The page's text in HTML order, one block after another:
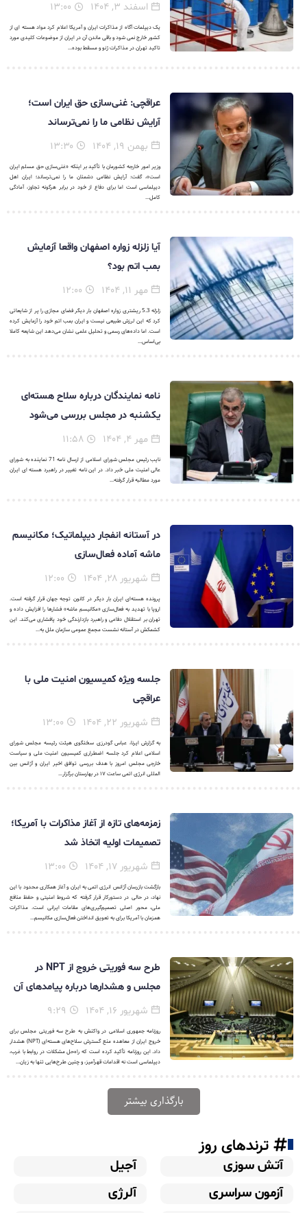
اسفند ۳, ۱۴۰۴
یک دیپلمات آگاه از مذاکرات ایران و آمریکا اعلام کرد مواد هسته ای از
کشور خارج نمی شود و باقی ماندن آن در ایران از موضوعات کلیدی مورد
تاکید تهران در مذاکرات ژنو و مسقط بوده...
عراقچی: غنی‌سازی حق ایران است؛
آرایش نظامی ما را نمی‌ترساند
بهمن ۱۹, ۱۴۰۴
وزیر امور خارجه کشورمان با تأکید بر اینکه «غنی‌سازی حق مسلم ایران
است»، گفت: آرایش نظامی دشمنان ما را نمی‌ترساند؛ ایران اهل
دیپلماسی است اما برای دفاع از خود در برابر هرگونه تجاوز، آمادگی
کامل...
آیا زلزله زواره اصفهان واقعا آزمایش
بمب اتم بود؟
مهر ۱۱, ۱۴۰۴
زلزله 5.3 ریشتری زواره اصفهان بار دیگر فضای مجازی را پر از شایعاتی
کرد که این لرزش طبیعی نیست و ایران بمب اتم خود را آزمایش کرده
است. اما داده‌های رسمی و تحلیل علمی نشان می‌دهد این شایعه کاملا
بی‌اساس...
نامه نمایندگان درباره سلاح هسته‌ای
یکشنبه در مجلس بررسی می‌شود
مهر ۴, ۱۴۰۴
نایب رئیس مجلس شورای اسلامی از ارسال نامه 71 نماینده به شورای
عالی امنیت ملی خبر داد. در این نامه تغییر در راهبرد هسته ای ایران
مورد مطالبه قرار گرفته...
در آستانه انفجار دیپلماتیک؛ مکانیسم
ماشه آماده فعال‌سازی
شهریور ۲۸, ۱۴۰۴
پرونده هسته‌ای ایران بار دیگر در کانون توجه جهان قرار گرفته است.
اروپا با تهدید به فعال‌سازی «مکانیسم ماشه» فشارها را افزایش داده و
تهران بر استقلال دفاعی و راهبرد بازدارندگی خود پافشاری می‌کند. این
کشمکش در آستانه نشست مجمع عمومی سازمان ملل به...
جلسه ویژه کمیسیون امنیت ملی با
عراقچی
شهریور ۲۲, ۱۴۰۴
به گزارش ایرنا، عباس گودرزی سخنگوی هیئت رئیسه مجلس شورای
اسلامی اعلام کرد جلسه اضطراری کمیسیون امنیت ملی و سیاست
خارجی مجلس امروز با هدف بررسی توافق اخیر ایران و آژانس بین
المللی انرژی اتمی ساعت ۱۷ در بهارستان برگزار...
زمزمه‌های تازه از آغاز مذاکرات با آمریکا؛
تصمیمات اولیه اتخاذ شد
شهریور ۱۷, ۱۴۰۴
بازگشت بازرسان آژانس انرژی اتمی به ایران و آغاز همکاری محدود با این
نهاد، در حالی در دستورکار قرار گرفته که شروط امنیتی و حفظ منافع
ملی، محور اصلی تصمیم‌گیری‌های مقامات ایرانی است. مذاکرات
همزمان با آمریکا برای به تعویق انداختن فعال‌سازی مکانیسم...
طرح سه فوریتی خروج از NPT در
مجلس و هشدارها درباره پیامدهای آن
شهریور ۱۶, ۱۴۰۴
روزنامه جمهوری اسلامی در واکنش به طرح سه فوریتی مجلس برای
خروج ایران از معاهده منع گسترش سلاح‌های هسته‌ای (NPT) هشدار
داد. این روزنامه تأکید کرده است که راه‌حل مشکلات در روابط با غرب،
دیپلماسی است نه اقدامات قهرآمیز، و چنین طرح‌هایی تنها به زیان...
بارگذاری بیشتر
ترندهای روز
آتش سوزی
آجیل
آزمون سراسری
آلرژی